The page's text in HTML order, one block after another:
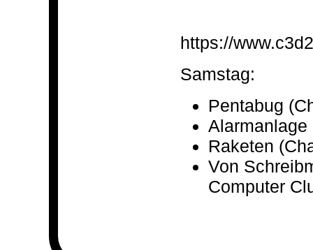
https://
Samstag:
Pentabug
Alarmanlage
Raketen
Von
Computer